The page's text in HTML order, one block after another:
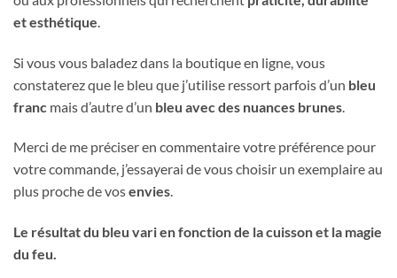
et esthétique
Si vous vous baladez dans la boutique en ligne, vous
constaterez que le bleu que j’utilise ressort parfois d’un bleu
franc mais d’autre d’un bleu avec des nuances brunes
Merci de me préciser en commentaire votre préférence pour
votre commande, j’essayerai de vous choisir un exemplaire au
plus proche de vosenvies.
Le résultat du bleu vari en fonction de la cuisson et la magie
du feu.